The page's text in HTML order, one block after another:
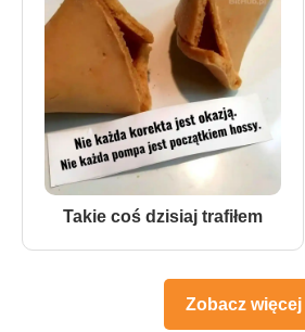
Takie coś dzisiaj trafiłem
Zobacz więcej